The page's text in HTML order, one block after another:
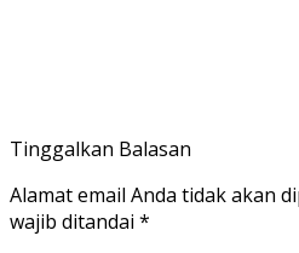
Tinggalkan Balasan
Alamat email Anda tidak akan
wajib ditandai *